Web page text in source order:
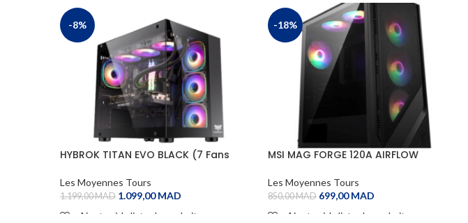
-8%
HYBROK TITAN EVO BLACK (7 Fans
Les Moyennes Tours
1.199,00MAD 1.099,00MAD
Ajouter à la liste de souhaits
-18%
MSI MAG FORGE 120A AIRFLOW
Les Moyennes Tours
850,00MAD 699,00MAD
Ajouter à la liste de souhaits